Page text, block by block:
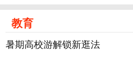
教育
暑期高校游解锁新逛法